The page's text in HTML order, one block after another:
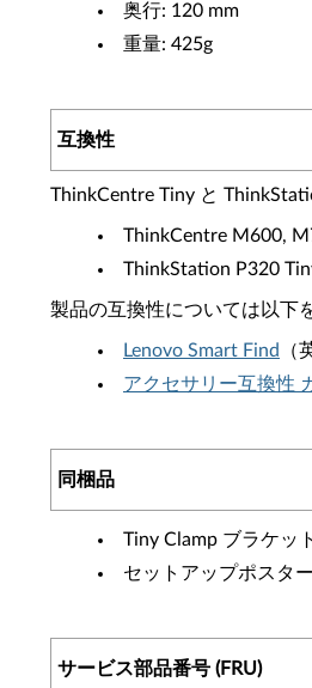
奥行: 120 mm
重量: 425g
互換性
ThinkCentre Tiny と
ThinkCentre M600,
ThinkStation P320
製品の互換性については以下
Lenovo Smart Find
（
アクセサリー互換性
同梱品
Tiny Clamp ブラケッ
セットアップポスター
サービス部品番号 (FRU)